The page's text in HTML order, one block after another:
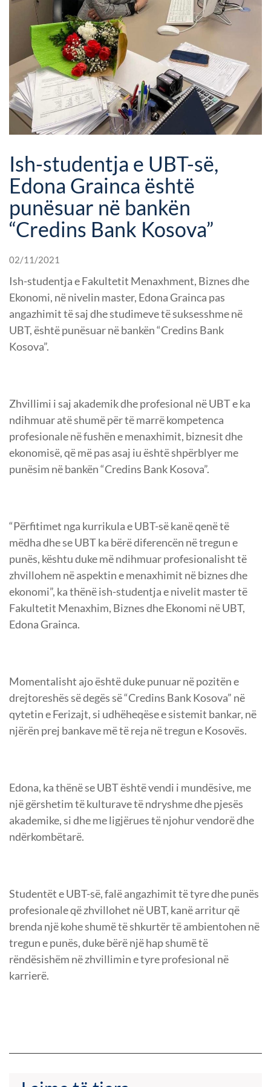
Ish-studentja e UBT-së,
Edona Grainca është
punësuar në bankën
“Credins Bank Kosova”
02/11/2021
Ish-studentja e Fakultetit Menaxhment, Biznes dhe
Ekonomi, në nivelin master, Edona Grainca pas
angazhimit të saj dhe studimeve të suksesshme në
UBT, është punësuar në bankën “Credins Bank
Kosova”.
Zhvillimi i saj akademik dhe profesional në UBT e ka
ndihmuar atë shumë për të marrë kompetenca
profesionale në fushën e menaxhimit, biznesit dhe
ekonomisë, që më pas asaj iu është shpërblyer me
punësim në bankën “Credins Bank Kosova”.
“Përfitimet nga kurrikula e UBT-së kanë qenë të
mëdha dhe se UBT ka bërë diferencën në tregun e
punës, kështu duke më ndihmuar profesionalisht të
zhvillohem në aspektin e menaxhimit në biznes dhe
ekonomi”, ka thënë ish-studentja e nivelit master të
Fakultetit Menaxhim, Biznes dhe Ekonomi në UBT,
Edona Grainca.
Momentalisht ajo është duke punuar në pozitën e
drejtoreshës së degës së “Credins Bank Kosova” në
qytetin e Ferizajt, si udhëheqëse e sistemit bankar, në
njërën prej bankave më të reja në tregun e Kosovës.
Edona, ka thënë se UBT është vendi i mundësive, me
një gërshetim të kulturave të ndryshme dhe pjesës
akademike, si dhe me ligjërues të njohur vendorë dhe
ndërkombëtarë.
Studentët e UBT-së, falë angazhimit të tyre dhe punës
profesionale që zhvillohet në UBT, kanë arritur që
brenda një kohe shumë të shkurtër të ambientohen në
tregun e punës, duke bërë një hap shumë të
rëndësishëm në zhvillimin e tyre profesional në
karrierë.